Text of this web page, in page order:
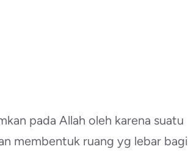
pada Allah oleh karena suatu
membentuk ruang yg lebar bagi